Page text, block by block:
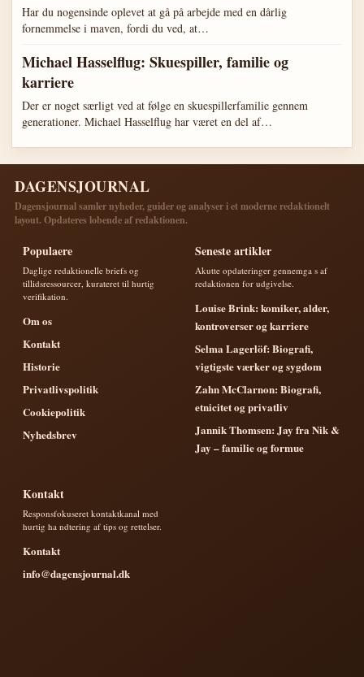
Har du nogensinde oplevet at gå på arbejde med en dårlig
fornemmelse i maven, fordi du ved, at…
Michael Hasselflug: Skuespiller, familie og
karriere
Der er noget særligt ved at følge en skuespillerfamilie gennem
generationer. Michael Hasselflug har været en del af…
DAGENSJOURNAL
Dagensjournal samler nyheder, guider og analyser i et moderne redaktionelt
layout. Opdateres lobende af redaktionen.
Populaere
Daglige redaktionelle briefs og
tillidsressourcer, kurateret til hurtig
verifikation.
Om os
Kontakt
Historie
Privatlivspolitik
Cookiepolitik
Nyhedsbrev
Seneste artikler
Akutte opdateringer gennemga s af
redaktionen for udgivelse.
Louise Brink: komiker, alder,
kontroverser og karriere
Selma Lagerlöf: Biografi,
vigtigste værker og sygdom
Zahn McClarnon: Biografi,
etnicitet og privatliv
Jannik Thomsen: Jay fra Nik &
Jay – familie og formue
Kontakt
Responsfokuseret kontaktkanal med
hurtig ha ndtering af tips og rettelser.
Kontakt
info@dagensjournal.dk